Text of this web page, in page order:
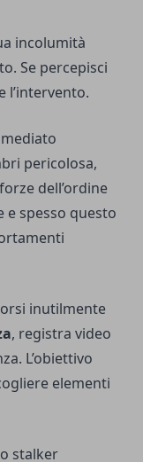
incolumità
Se percepisci
l’intervento.
pericolosa,
dell’ordine
spesso questo
inutilmente
, registra video
L’obiettivo
elementi
stalker